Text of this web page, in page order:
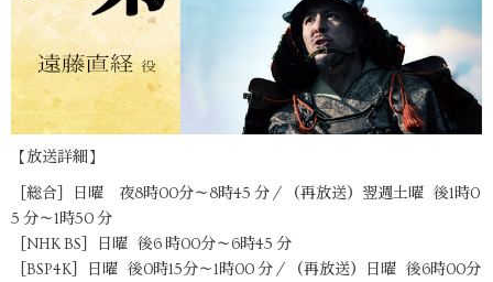
【放送詳細】
［総合］日曜 夜8時00分～8時45 分／（再放送）翌週土曜 後1時0
5 分～1時50 分
［NHK BS］日曜 後6 時00分～6時45 分
［BSP4K］日曜 後0時15分～1時00 分／（再放送）日曜 後6時00分